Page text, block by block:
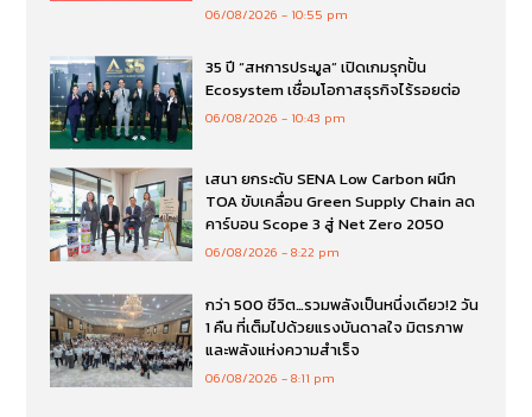
06/08/2026 10:55 pm
35 ปี “สหการประมูล” เปิดเกมรุกปั้น
Ecosystem เชื่อมโอกาสธุรกิจไร้รอยต่อ
06/08/2026 10:43 pm
เสนา ยกระดับ SENA Low Carbon ผนึก
TOA ขับเคลื่อน Green Supply Chain ลด
คาร์บอน Scope 3 สู่ Net Zero 2050
06/08/2026 8:22 pm
กว่า 500 ชีวิต…รวมพลังเป็นหนึ่งเดียว!2 วัน
1 คืน ที่เต็มไปด้วยแรงบันดาลใจ มิตรภาพ
และพลังแห่งความสำเร็จ
06/08/2026 8:11 pm